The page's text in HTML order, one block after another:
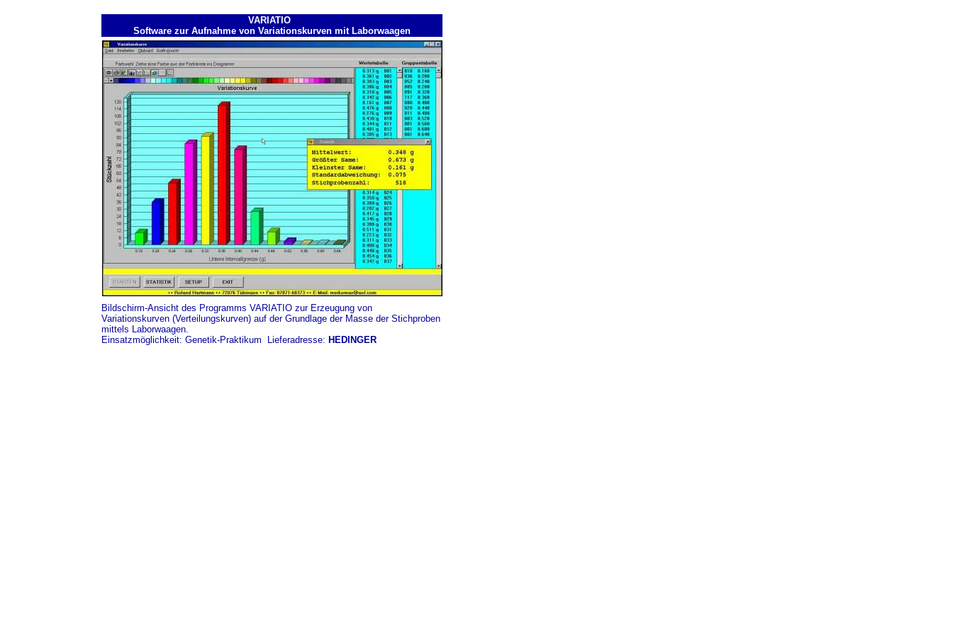
VARIATIO
Software zur Aufnahme von Variationskurven mit Laborwaagen
Bildschirm-Ansicht des Programms VARIATIO zur Erzeugung von
Variationskurven (Verteilungskurven) auf der Grundlage der Masse der Stichproben
mittels Laborwaagen.
Einsatzmöglichkeit: Genetik-Praktikum Lieferadresse: HEDINGER